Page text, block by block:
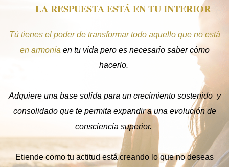
LA RESPUESTA ESTÁ EN TU INTERIOR
Tú tienes el poder de transformar todo aquello que no está
en armonía en tu vida pero es necesario saber cómo
hacerlo.
Adquiere una base solida para un crecimiento sostenido y
consolidado que te permita expandir a una evolución de
consciencia superior.
Etiende como tu actitud está creando lo que no deseas
ofertas